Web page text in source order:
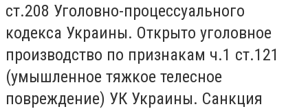
ст.208 Уголовно-процессуального
кодекса Украины. Открыто уголовное
производство по признакам ч.1 ст.121
(умышленное тяжкое телесное
повреждение) УК Украины. Санкция